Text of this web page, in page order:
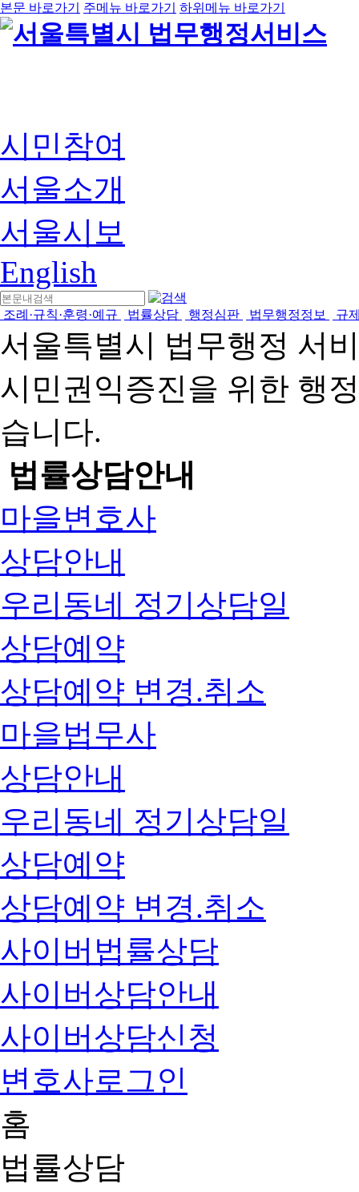
본문 바로가기 주메뉴 바로가기 하위메뉴 바로가기
시민참여
서울소개
서울시보
English
조례·규칙·훈령·예규 법률상담 행정심판 법무행정정보 규
서울특별시 법무행정 서
시민권익증진을 위한 행
습니다.
법률상담안내
마을변호사
상담안내
우리동네 정기상담일
상담예약
상담예약 변경.취소
마을법무사
상담안내
우리동네 정기상담일
상담예약
상담예약 변경.취소
사이버법률상담
사이버상담안내
사이버상담신청
변호사로그인
홈
법률상담